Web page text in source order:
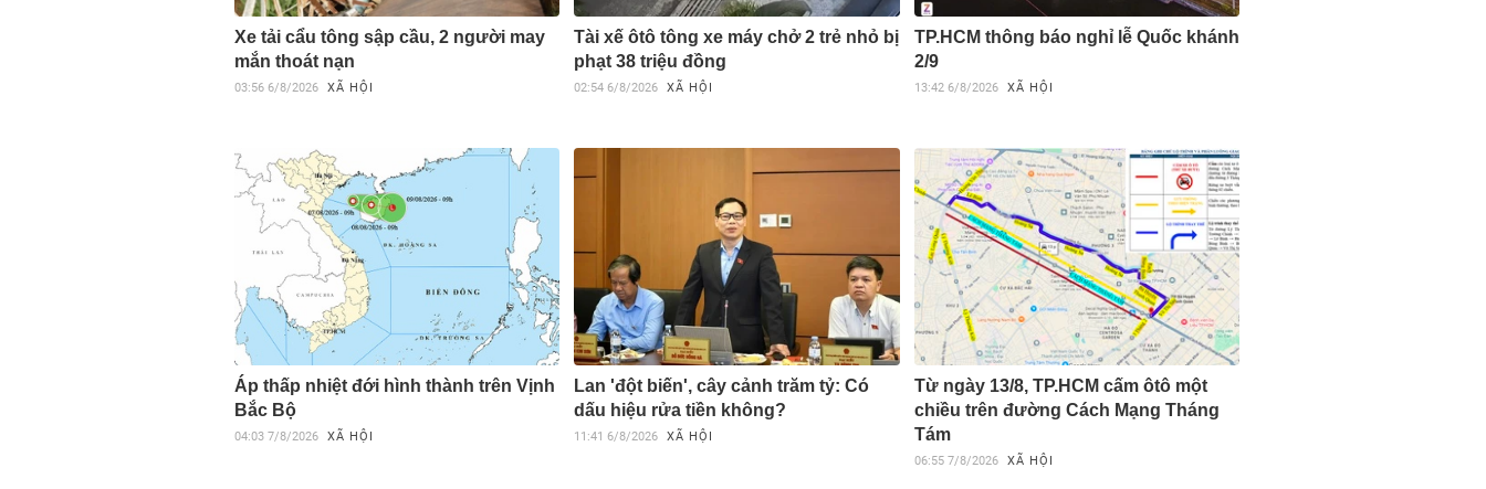
Xe tải cẩu tông sập cầu, 2 người may
mắn thoát nạn
03:56 6/8/2026 XÃ HỘI
Tài xế ôtô tông xe máy chở 2 trẻ nhỏ bị
phạt 38 triệu đồng
02:54 6/8/2026 XÃ HỘI
TP.HCM thông báo nghỉ lễ Quốc khánh
2/9
13:42 6/8/2026 XÃ HỘI
Áp thấp nhiệt đới hình thành trên Vịnh
Bắc Bộ
04:03 7/8/2026 XÃ HỘI
Lan 'đột biến', cây cảnh trăm tỷ: Có
dấu hiệu rửa tiền không?
11:41 6/8/2026 XÃ HỘI
Từ ngày 13/8, TP.HCM cấm ôtô một
chiều trên đường Cách Mạng Tháng
Tám
06:55 7/8/2026 XÃ HỘI